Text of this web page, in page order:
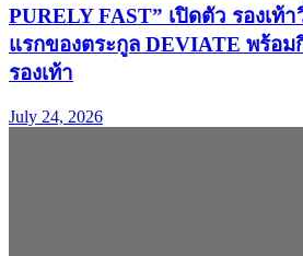
PURELY FAST” เปิดตัว รองเท้
แรกของตระกูล DEVIATE พร้อม
รองเท้า
July 24, 2026